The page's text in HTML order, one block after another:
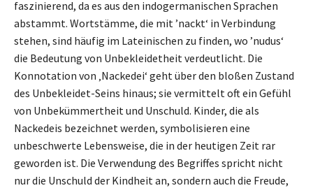
faszinierend, da es aus den indogermanischen Sprachen
abstammt. Wortstämme, die mit ’nackt‘ in Verbindung
stehen, sind häufig im Lateinischen zu finden, wo ’nudus‘
die Bedeutung von Unbekleidetheit verdeutlicht. Die
Konnotation von ‚Nackedei‘ geht über den bloßen Zustand
des Unbekleidet-Seins hinaus; sie vermittelt oft ein Gefühl
von Unbekümmertheit und Unschuld. Kinder, die als
Nackedeis bezeichnet werden, symbolisieren eine
unbeschwerte Lebensweise, die in der heutigen Zeit rar
geworden ist. Die Verwendung des Begriffes spricht nicht
nur die Unschuld der Kindheit an, sondern auch die Freude,